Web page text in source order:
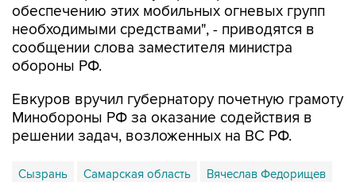
обеспечению этих мобильных огневых групп
необходимыми средствами", - приводятся в
сообщении слова заместителя министра
обороны РФ.
Евкуров вручил губернатору почетную грамоту
Минобороны РФ за оказание содействия в
решении задач, возложенных на ВС РФ.
Сызрань Самарская область Вячеслав Федорищев